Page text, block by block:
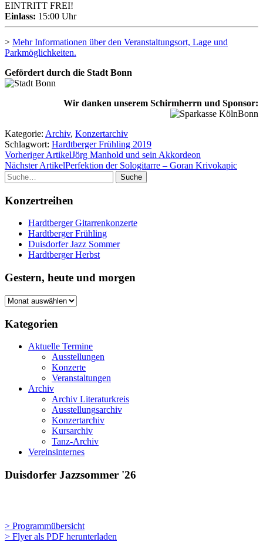
EINTRITT FREI!
Einlass: 15:00 Uhr
> Mehr Informationen über den Veranstaltungsort, Lage und
Parkmöglichkeiten.
Gefördert durch die Stadt Bonn
Wir danken unserem Schirmherrn und Sponsor:
Kategorie: Archiv, Konzertarchiv
Schlagwort: Hardtberger Frühling 2019
Vorheriger ArtikelJörg Manhold und sein Akkordeon
Nächster ArtikelPerfektion der Sologitarre – Goran Krivokapic
Suche
Konzertreihen
Hardtberger Gitarrenkonzerte
Hardtberger Frühling
Duisdorfer Jazz Sommer
Hardtberger Herbst
Gestern, heute und morgen
Gestern,
und
morgen
Kategorien
Aktuelle Termine
Ausstellungen
Konzerte
Veranstaltungen
Archiv
Archiv Literaturkreis
Ausstellungsarchiv
Konzertarchiv
Kursarchiv
Tanz-Archiv
Vereinsinternes
Duisdorfer Jazzsommer '26
> Programmübersicht
> Flyer als PDF herunterladen